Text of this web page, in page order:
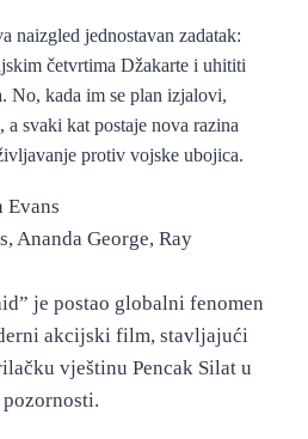
naizgled jednostavan zadatak:
četvrtima Džakarte i uhititi
No, kada im se plan izjalovi,
svaki kat postaje nova razina
protiv vojske ubojica.
Evans
Ananda George, Ray
je postao globalni fenomen
akcijski film, stavljajući
vještinu Pencak Silat u